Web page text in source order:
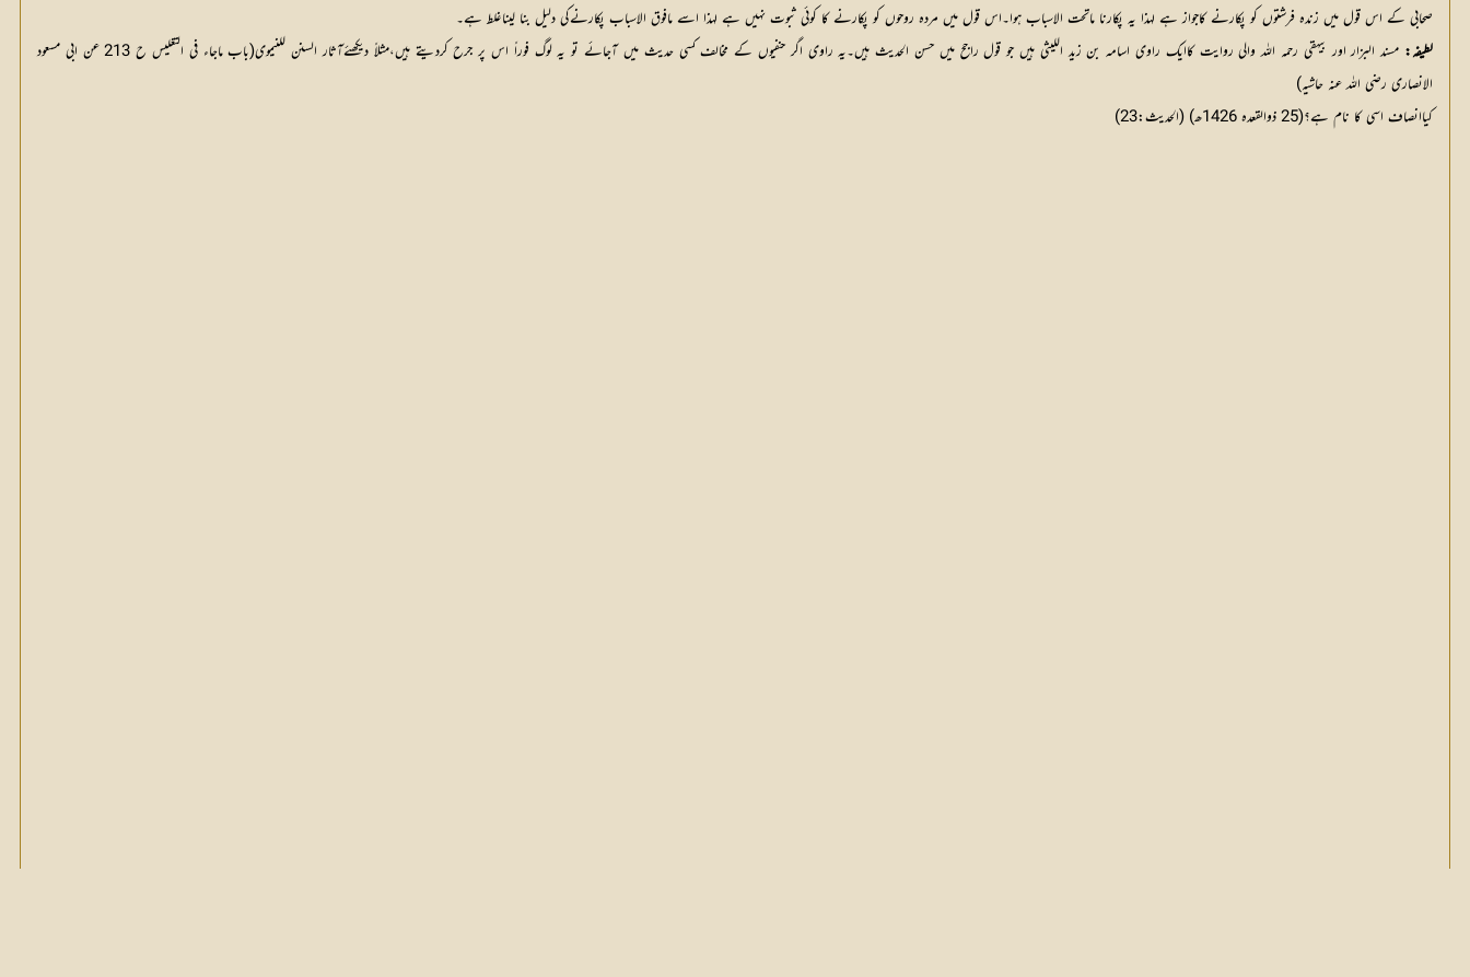
صحابی کے اس قول میں زندہ فرشتوں کو پکارنے کاجواز ہے لہذا یہ پکارنا ماتحت الاسباب ہوا۔اس قول میں مردہ روحوں کو پکارنے کا کوئی ثبوت نہیں ہے لہذا اسے مافوق الاسباب پکارنےکی دلیل بنا لیناغلط ہے۔
لطیفہ:
مسند البزار اور بیہقی رحمہ اللہ والی روایت کاایک راوی اسامہ بن زید اللیثی ہیں جو قول راجح میں حسن الحدیث ہیں۔یہ راوی اگر حنفیوں کے مخالف کسی حدیث میں آجائے تو یہ لوگ فوراً اس پر جرح کردیتے ہیں،مثلاً دیکھئےآثار السنن للنیموی(باب ماجاء فی التغلیس ح 213 عن ابی مسعود
الانصاری رضی اللہ عنہ حاشیہ)
کیاانصاف اسی کا نام ہے؟(25 ذوالقعدہ 1426ھ) (الحدیث:23)